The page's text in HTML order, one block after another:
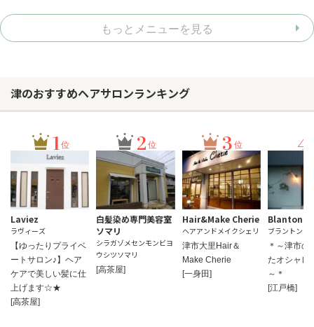
もっとメニューを見る
津のおすすめヘアサロンランキング
1位
Laviez
ラヴィーズ
【ゆったりプライベ
ートサロン♪】ヘア
ケアで美しい髪に仕
上げます☆★
[高茶屋]
2 位
白髪染め専門美容室
ソマリ
シラガゾメセンモンビヨ
ウシツソマリ
[高茶屋]
3 位
Hair&Make Cherie
ヘアアンドメイクシェリ
津市大里Hair＆
Make Cherie
[一身田]
4
Blanton.
ブラントン
＊～津市の
たオシャレ
～＊
[江戸橋]